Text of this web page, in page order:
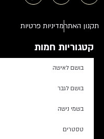
תקנון האתרמדיניות פרטיות
קטגוריות חמות
בושם לאישה
בושם לגבר
בשמי נישה
טסטרים